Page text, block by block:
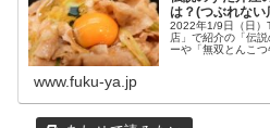
は？(つぶれない
2022年1/9日（日）
店」で紹介の「伝
ーや「無双とんこ
www.fuku-ya.jp